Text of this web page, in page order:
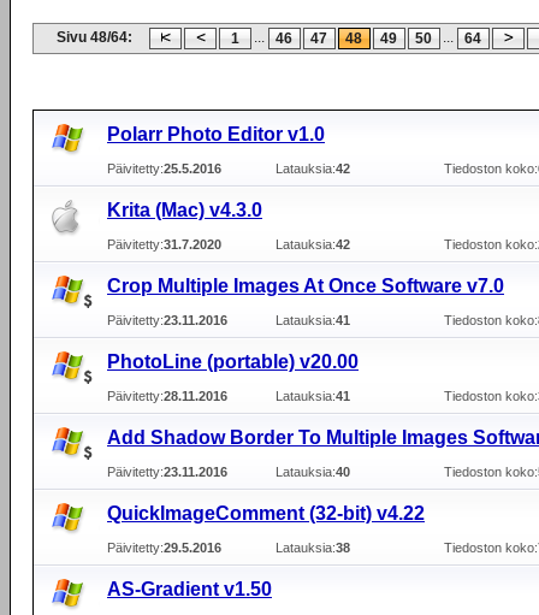
Sivu 48/64: 1 ... 46 47 48 49 50 ... 64
Polarr Photo Editor v1.0
Päivitetty:25.5.2016 Latauksia:42 Tiedoston koko:
Krita (Mac) v4.3.0
Päivitetty:31.7.2020 Latauksia:42 Tiedoston koko:
Crop Multiple Images At Once Software v7.0
Päivitetty:23.11.2016 Latauksia:41 Tiedoston koko:
PhotoLine (portable) v20.00
Päivitetty:28.11.2016 Latauksia:41 Tiedoston koko:
Add Shadow Border To Multiple Images
Päivitetty:23.11.2016 Latauksia:40 Tiedoston koko:
QuickImageComment (32-bit) v4.22
Päivitetty:29.5.2016 Latauksia:38 Tiedoston koko:
AS-Gradient v1.50